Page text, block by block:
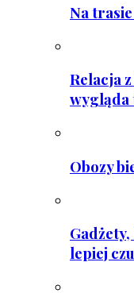
Na
Relacja
Obozy
lepiej